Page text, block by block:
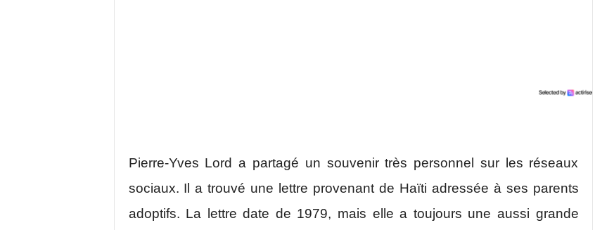
Pierre-Yves Lord a partagé un souvenir très personnel sur les réseaux
sociaux. Il a trouvé une lettre provenant de Haïti adressée à ses parents
adoptifs. La lettre date de 1979, mais elle a toujours une aussi grande